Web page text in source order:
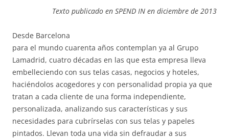
Texto publicado en SPEND IN en diciembre de 2013
Desde Barcelona
para el mundo cuarenta años contemplan ya al Grupo
Lamadrid, cuatro décadas en las que esta empresa lleva
embelleciendo con sus telas casas, negocios y hoteles,
haciéndolos acogedores y con personalidad propia ya que
tratan a cada cliente de una forma independiente,
personalizada, analizando sus características y sus
necesidades para cubrírselas con sus telas y papeles
pintados. Llevan toda una vida sin defraudar a sus